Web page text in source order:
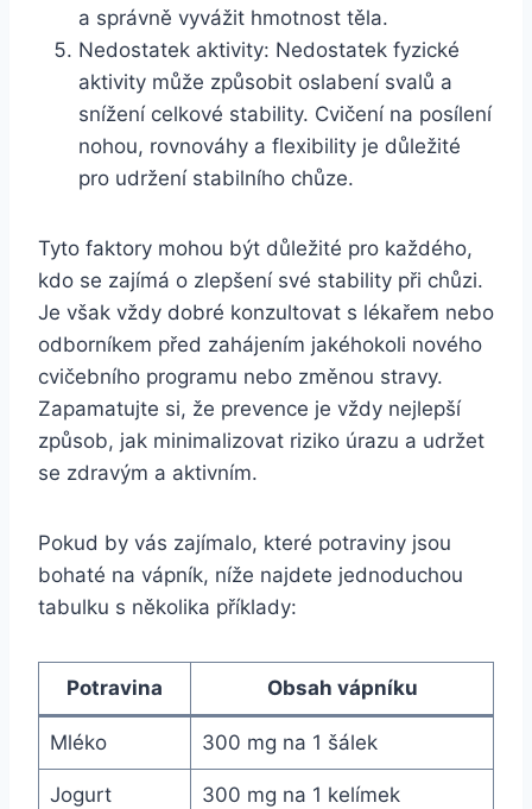
a správně vyvážit hmotnost těla.
Nedostatek aktivity: Nedostatek fyzické
aktivity může způsobit oslabení svalů a
snížení celkové stability. Cvičení na posílení
nohou, rovnováhy a flexibility je důležité
pro udržení stabilního chůze.
Tyto faktory mohou být důležité pro každého,
kdo se zajímá o zlepšení své stability při chůzi.
Je však vždy dobré konzultovat s lékařem nebo
odborníkem před zahájením jakéhokoli nového
cvičebního programu nebo změnou stravy.
Zapamatujte si, že prevence je vždy nejlepší
způsob, jak minimalizovat riziko úrazu a udržet
se zdravým a aktivním.
Pokud by vás zajímalo, které potraviny jsou
bohaté na vápník, níže najdete jednoduchou
tabulku s několika příklady:
Potravina Obsah vápníku
Mléko 300 mg na 1 šálek
Jogurt 300 mg na 1 kelímek